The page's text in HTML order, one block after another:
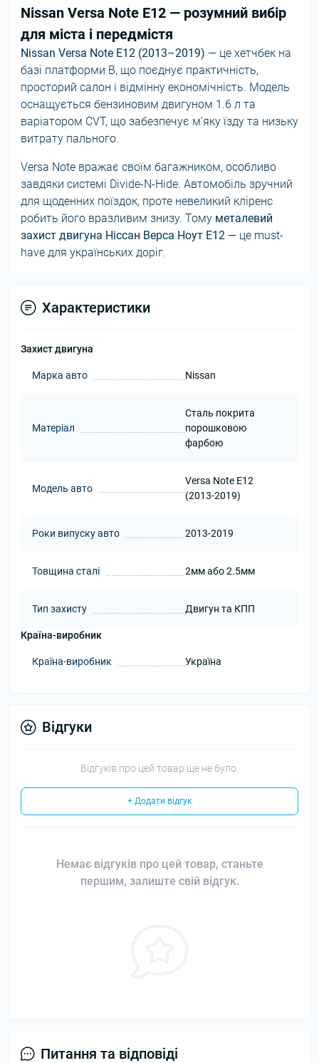
Nissan Versa Note E12 — розумний вибір
для міста і передмістя
Nissan Versa Note E12 (2013–2019) — це хетчбек на
базі платформи B, що поєднує практичність,
просторий салон і відмінну економічність. Модель
оснащується бензиновим двигуном 1.6 л та
варіатором CVT, що забезпечує м’яку їзду та низьку
витрату пального.
Versa Note вражає своїм багажником, особливо
завдяки системі Divide-N-Hide. Автомобіль зручний
для щоденних поїздок, проте невеликий кліренс
робить його вразливим знизу. Тому металевий
захист двигуна Ніссан Верса Ноут E12 — це must-
have для українських доріг.
Характеристики
Захист двигуна
Марка авто Nissan
Матеріал
Сталь покрита
порошковою
фарбою
Модель авто
Versa Note E12
(2013-2019)
Роки випуску авто 2013-2019
Товщина сталі 2мм або 2.5мм
Тип захисту Двигун та КПП
Країна-виробник
Країна-виробник Україна
Відгуки
Відгуків про цей товар ще не було.
+ Додати відгук
Немає відгуків про цей товар, станьте
першим, залиште свій відгук.
Питання та відповіді